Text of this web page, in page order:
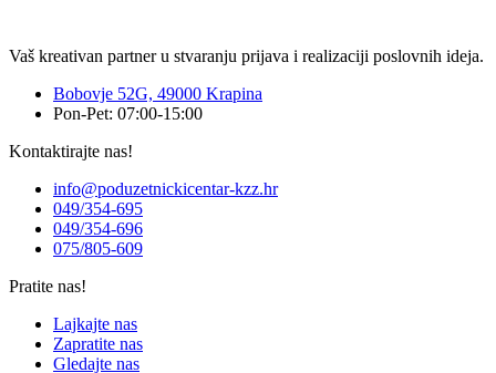
Vaš kreativan partner u stvaranju prijava i realizaciji poslovnih ideja.
Bobovje 52G, 49000 Krapina
Pon-Pet: 07:00-15:00
Kontaktirajte nas!
info@poduzetnickicentar-kzz.hr
049/354-695
049/354-696
075/805-609
Pratite nas!
Lajkajte nas
Zapratite nas
Gledajte nas